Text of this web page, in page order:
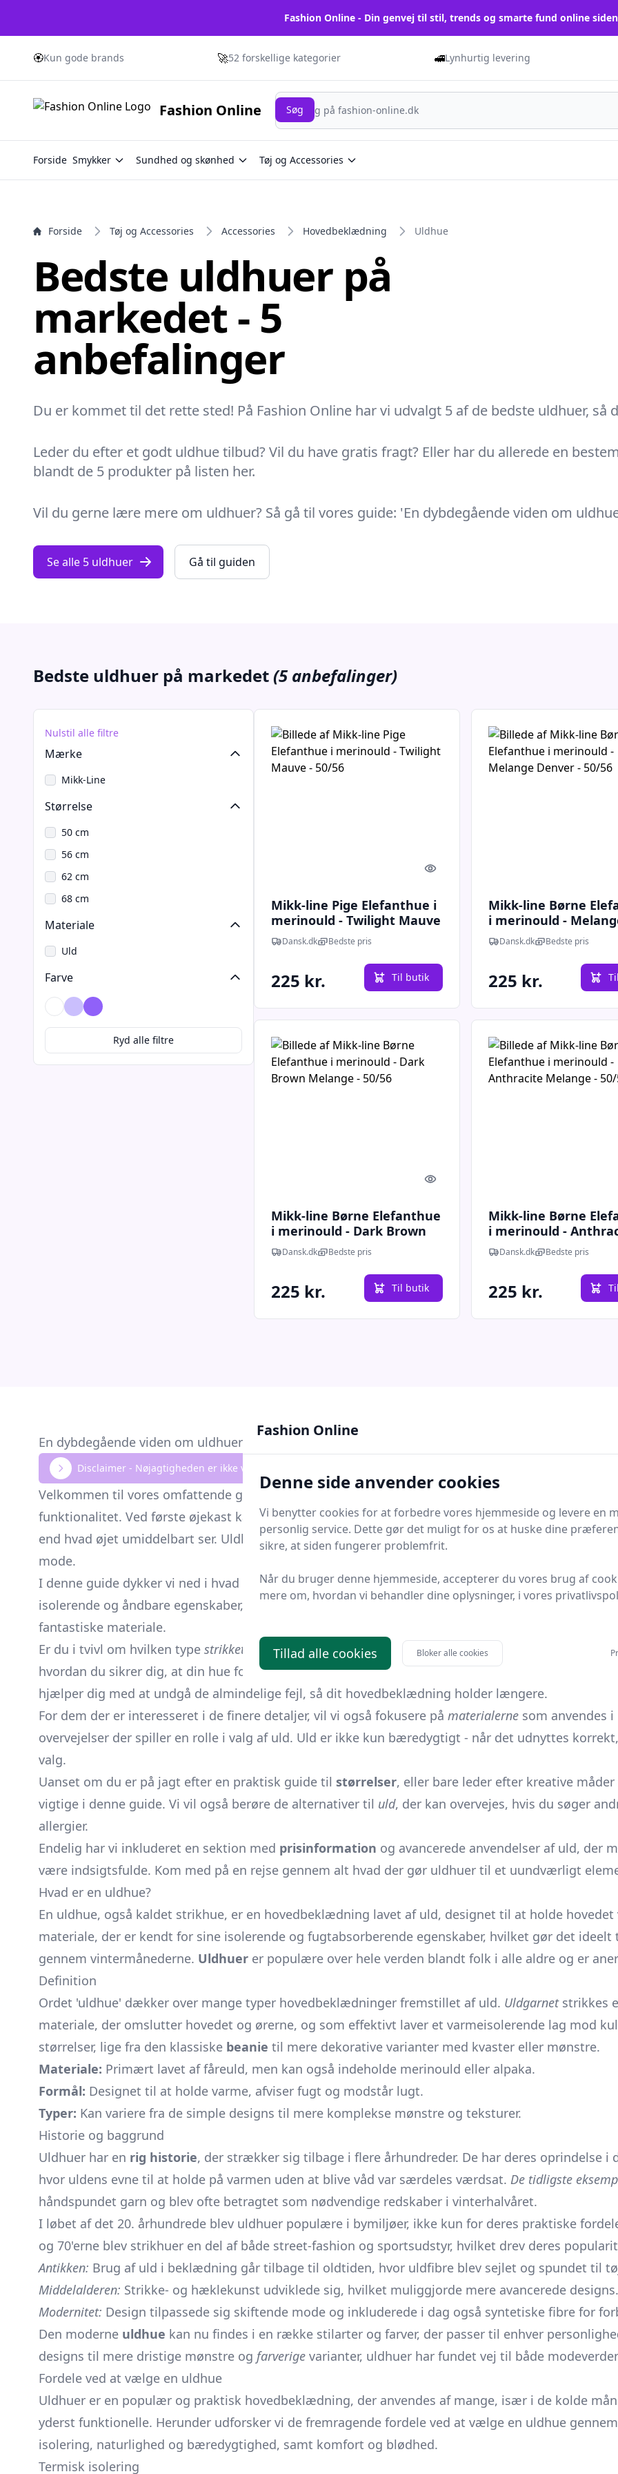
Fashion Online - Din genvej til stil, trends og smarte fund online
🏵️Kun gode brands 🚀52 forskellige kategorier 🚅Lynhurtig levering
Fashion Online
Søg
Søg
Forside Smykker Sundhed og skønhed Tøj og Accessories
Forside Tøj og Accessories Accessories Hovedbeklædning Uldhue
Bedste uldhuer på
markedet - 5
anbefalinger
Du er kommet til det rette sted! På Fashion Online har vi udvalgt 5 af de bedste uldhuer, så
Leder du efter et godt uldhue tilbud? Vil du have gratis fragt? Eller har du allerede en
blandt de 5 produkter på listen her.
Vil du gerne lære mere om uldhuer? Så gå til vores guide: 'En dybdegående viden om
Se alle 5 uldhuer Gå til guiden
Bedste uldhuer på markedet(5 anbefalinger)
Nulstil alle filtre
Mærke
Mikk-Line
Størrelse
50 cm
56 cm
62 cm
68 cm
Materiale
Uld
Farve
BrunLavendel
Lilla
Ryd alle filtre
Quick look
Mikk-line Pige Elefanthue i
merinould - Twilight Mauve
- 50/56
Dansk.dk Bedste pris
225 kr. Til butik
Mikk-line Børne
i merinould -
Denver - 50/56
Dansk.dk Bedste pris
225 kr.
Quick look
Mikk-line Børne Elefanthue
i merinould - Dark Brown
Melange - 50/56
Dansk.dk Bedste pris
225 kr. Til butik
Mikk-line Børne
i merinould -
Melange - 50/56
Dansk.dk Bedste pris
225 kr.
En dybdegående viden om uldhuer
Disclaimer - Nøjagtigheden er ikke verificeret. Klik og se nærmere information
Velkommen til vores omfattende guide om
, en essentiel accessory i enhver garderobe,
funktionalitet. Ved første øjekast kan enhuefremstillet af uld synes som en simpel
end hvad øjet umiddelbart ser. Uldhuer er ikke bare en trendy måde at holde varmen på; de
mode.
I denne guide dykker vi ned i hvad enuldhueegentlig er, hvilke fordele de byder på, samt de
isolerende og åndbare egenskaber, har fastholdt sin relevans i modebilledet gennem årtier, og
fantastiske materiale.
Er du i tvivl om hvilken type strikket hue der passer bedst til dit behov? Fortvivl ikke. Vores guide
hvordan du sikrer dig, at din hue forbliver i topform sæson efter sæson. Mange undervurderer
hjælper dig med at undgå de almindelige fejl, så dit hovedbeklædning holder længere.
For dem der er interesseret i de finere detaljer, vil vi også fokusere på materialerne som anvendes
overvejelser der spiller en rolle i valg af uld. Uld er ikke kun bæredygtigt - når det udnyttes
valg.
Uanset om du er på jagt efter en praktisk guide til størrelser, eller bare leder efter kreative
vigtige i denne guide. Vi vil også berøre de alternativer til uld, der kan overvejes, hvis du søger
allergier.
Endelig har vi inkluderet en sektion med prisinformation og avancerede anvendelser af uld, der
være indsigtsfulde. Kom med på en rejse gennem alt hvad der gør uldhuer til et uundværligt
Hvad er en uldhue?
En uldhue, også kaldet strikhue, er en hovedbeklædning lavet af uld, designet til at holde
materiale, der er kendt for sine isolerende og fugtabsorberende egenskaber, hvilket gør det
gennem vintermånederne. Uldhuer er populære over hele verden blandt folk i alle aldre og er
Definition
Ordet 'uldhue' dækker over mange typer hovedbeklædninger fremstillet af uld. Uldgarnetstrikkes
materiale, der omslutter hovedet og ørerne, og som effektivt laver et varmeisolerende lag mod
størrelser, lige fra den klassiske beanie til mere dekorative varianter med kvaster eller mønstre.
Materiale: Primært lavet af fåreuld, men kan også indeholde merinould eller alpaka.
Formål: Designet til at holde varme, afviser fugt og modstår lugt.
Typer: Kan variere fra de simple designs til mere komplekse mønstre og teksturer.
Historie og baggrund
Uldhuer har en rig historie, der strækker sig tilbage i flere århundreder. De har deres oprindelse i
hvor uldens evne til at holde på varmen uden at blive våd var særdeles værdsat. De tidligste
håndspundet garn og blev ofte betragtet som nødvendige redskaber i vinterhalvåret.
I løbet af det 20. århundrede blev uldhuer populære i bymiljøer, ikke kun for deres praktiske
og 70'erne blev strikhuer en del af både street-fashion og sportsudstyr, hvilket drev deres
Antikken: Brug af uld i beklædning går tilbage til oldtiden, hvor uldfibre blev sejlet og spundet til
Middelalderen: Strikke- og hæklekunst udviklede sig, hvilket muliggjorde mere avancerede designs.
Modernitet: Design tilpassede sig skiftende mode og inkluderede i dag også syntetiske fibre for
Den moderne uldhue kan nu findes i en række stilarter og farver, der passer til enhver
designs til mere dristige mønstre og farverige varianter, uldhuer har fundet vej til både
Fordele ved at vælge en uldhue
Uldhuer er en populær og praktisk hovedbeklædning, der anvendes af mange, især i de kolde
yderst funktionelle. Herunder udforsker vi de fremragende fordele ved at vælge en uldhue
isolering, naturlighed og bæredygtighed, samt komfort og blødhed.
Termisk isolering
Fashion Online
Denne side anvender cookies
Vi benytter cookies for at forbedre vores hjemmeside og levere en
personlig service. Dette gør det muligt for os at huske dine
sikre, at siden fungerer problemfrit.
Når du bruger denne hjemmeside, accepterer du vores brug af
mere om, hvordan vi behandler dine oplysninger, i vores
Tillad alle cookies Bloker alle cookies